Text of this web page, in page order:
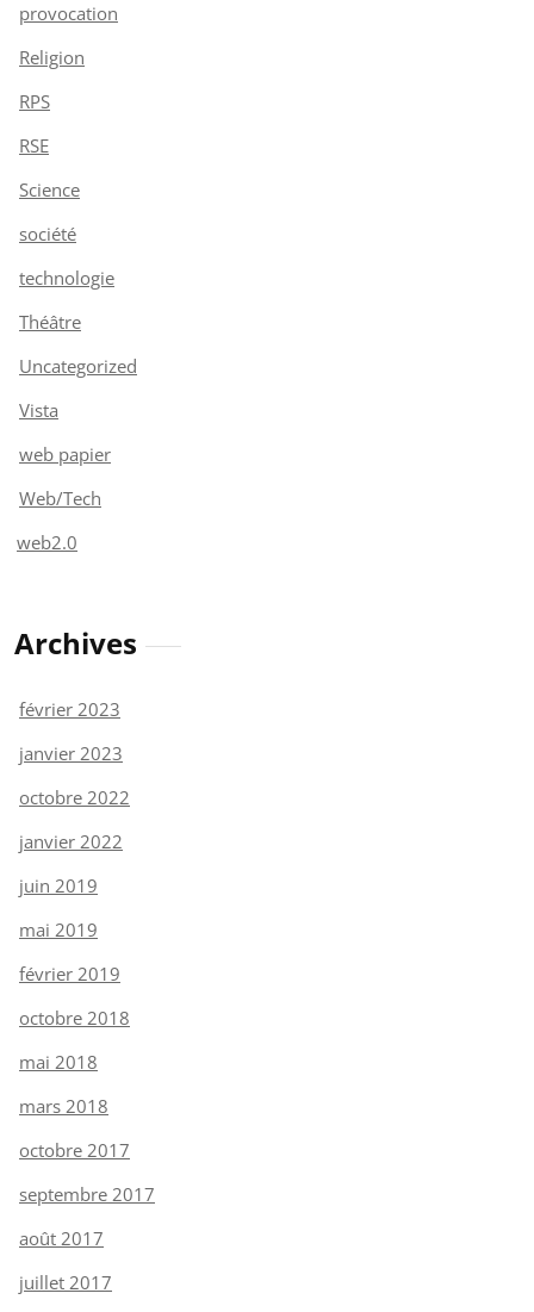
provocation
Religion
RPS
RSE
Science
société
technologie
Théâtre
Uncategorized
Vista
web papier
Web/Tech
web2.0
Archives
février 2023
janvier 2023
octobre 2022
janvier 2022
juin 2019
mai 2019
février 2019
octobre 2018
mai 2018
mars 2018
octobre 2017
septembre 2017
août 2017
juillet 2017